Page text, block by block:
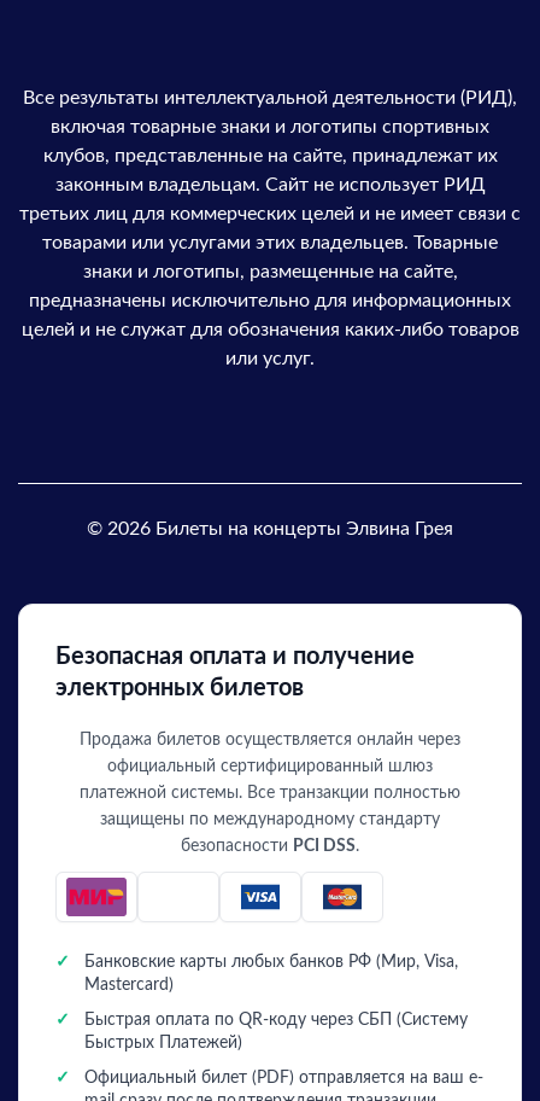
Все результаты интеллектуальной деятельности (РИД),
включая товарные знаки и логотипы спортивных
клубов, представленные на сайте, принадлежат их
законным владельцам. Сайт не использует РИД
третьих лиц для коммерческих целей и не имеет связи с
товарами или услугами этих владельцев. Товарные
знаки и логотипы, размещенные на сайте,
предназначены исключительно для информационных
целей и не служат для обозначения каких-либо товаров
или услуг.
© 2026 Билеты на концерты Элвина Грея
Безопасная оплата и получение
электронных билетов
Продажа билетов осуществляется онлайн через
официальный сертифицированный шлюз
платежной системы. Все транзакции полностью
защищены по международному стандарту
безопасности PCI DSS.
✓
Банковские карты любых банков РФ (Мир, Visa,
Mastercard)
✓
Быстрая оплата по QR-коду через СБП (Систему
Быстрых Платежей)
✓
Официальный билет (PDF) отправляется на ваш e-